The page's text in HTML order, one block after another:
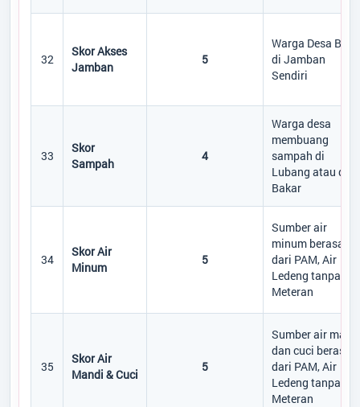
32
Skor Akses
Jamban
5
Warga Desa BAB
di Jamban
Sendiri
33
Skor
Sampah
4
Warga desa
membuang
sampah di
Lubang atau di
Bakar
34
Skor Air
Minum
5
Sumber air
minum berasal
dari PAM, Air
Ledeng tanpa
Meteran
35
Skor Air
Mandi & Cuci
5
Sumber air
dan cuci berasal
dari PAM, Air
Ledeng tanpa
Meteran